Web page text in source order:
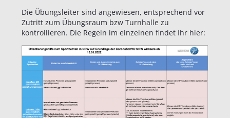
Die Übungsleiter sind angewiesen, entsprechend vor
Zutritt zum Übungsraum bzw Turnhalle zu
kontrollieren. Die Regeln im einzelnen findet Ihr hier: